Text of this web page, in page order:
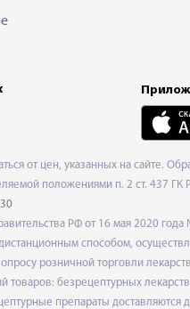
от цен, указанных на сайте.
положениями п. 2 ст. 437 ГК
РФ от 16 мая 2020
способом,
розничной торговли
товаров: безрецептурных
препараты